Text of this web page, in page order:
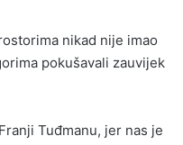
nikad nije imao
pokušavali zauvijek
Tuđmanu, jer nas je